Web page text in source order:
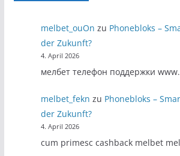
melbet_ouOn zu Phonebloks –
der Zukunft?
4. April 2026
мелбет телефон поддержки
melbet_fekn zu Phonebloks –
der Zukunft?
4. April 2026
cum primesc cashback melbet